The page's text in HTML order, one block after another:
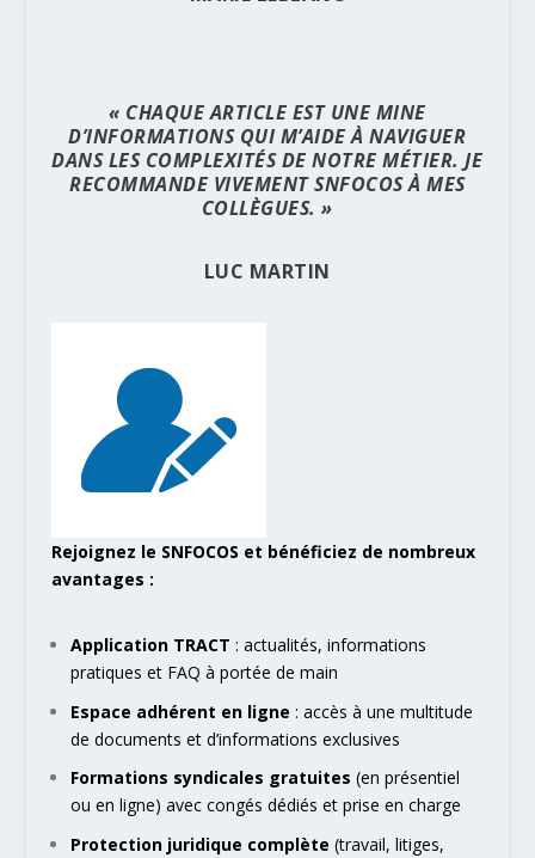
« CHAQUE ARTICLE EST UNE MINE
D’INFORMATIONS QUI M’AIDE À NAVIGUER
DANS LES COMPLEXITÉS DE NOTRE MÉTIER. JE
RECOMMANDE VIVEMENT SNFOCOS À MES
COLLÈGUES. »
LUC MARTIN
Rejoignez le SNFOCOS et bénéficiez de nombreux
avantages :
Application TRACT : actualités, informations
pratiques et FAQ à portée de main
Espace adhérent en ligne : accès à une multitude
de documents et d’informations exclusives
Formations syndicales gratuites (en présentiel
ou en ligne) avec congés dédiés et prise en charge
Protection juridique complète (travail, litiges,